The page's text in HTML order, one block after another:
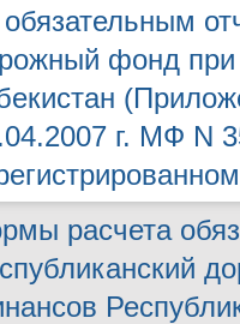
фонд при
г. МФ N
расчета